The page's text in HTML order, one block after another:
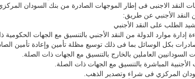
النقد الاجنبى فى إطار الموجهات الصادرة من بنك السودان
النقد الأجنبي عن طريق:
الطلب على النقد الأجنبي
إدارة موارد الدولة من النقد الأجنبي بالتنسيق مع الجهات الحكومية
بكل الوسائل بما فى ذلك توسيع مظلة تأمين وإعادة تأمين
العاملين بالخارج بالتنسيق مع الجهات ذات الصلة.
المباشرة بالتنسيق مع الجهات ذات الصلة.
المركزي فى شراء وتصدير الذهب.